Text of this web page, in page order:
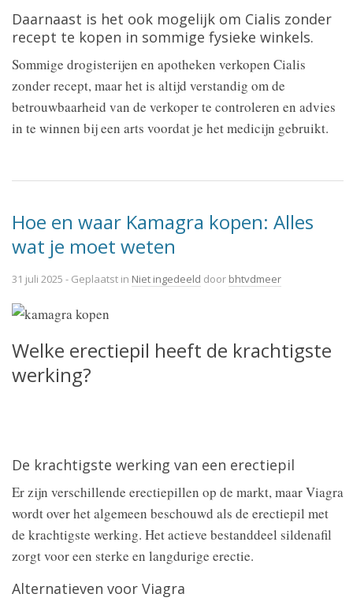
Daarnaast is het ook mogelijk om Cialis zonder
recept te kopen in sommige fysieke winkels.
Sommige drogisterijen en apotheken verkopen Cialis
zonder recept, maar het is altijd verstandig om de
betrouwbaarheid van de verkoper te controleren en advies
in te winnen bij een arts voordat je het medicijn gebruikt.
Hoe en waar Kamagra kopen: Alles
wat je moet weten
31 juli 2025 - Geplaatst in Niet ingedeeld door bhtvdmeer
Welke erectiepil heeft de krachtigste
werking?
De krachtigste werking van een erectiepil
Er zijn verschillende erectiepillen op de markt, maar Viagra
wordt over het algemeen beschouwd als de erectiepil met
de krachtigste werking. Het actieve bestanddeel sildenafil
zorgt voor een sterke en langdurige erectie.
Alternatieven voor Viagra